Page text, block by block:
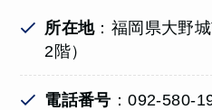
所在地：福岡県大野
2階）
電話番号 ：092-580-